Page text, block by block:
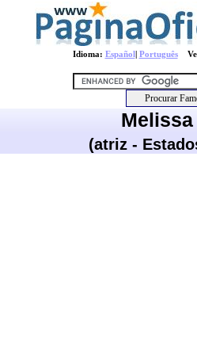
Idioma: Español| Português
(atriz -